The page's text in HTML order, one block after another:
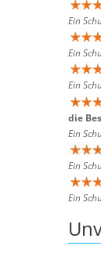
Ein
Ein
Ein
die
Ein
Ein
Ein